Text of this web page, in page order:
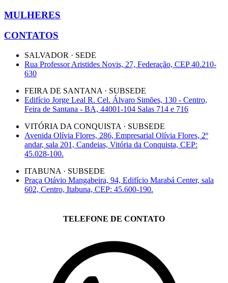
MULHERES
CONTATOS
SALVADOR · SEDE
Rua Professor Aristides Novis, 27, Federação, CEP 40.210-
630
FEIRA DE SANTANA · SUBSEDE
Edifício Jorge Leal R. Cel. Álvaro Simões, 130 - Centro,
Feira de Santana - BA, 44001-104 Salas 714 e 716
VITÓRIA DA CONQUISTA · SUBSEDE
Avenida Olívia Flores, 286, Empresarial Olívia Flores, 2º
andar, sala 201, Candeias, Vitória da Conquista, CEP:
45.028-100.
ITABUNA · SUBSEDE
Praça Otávio Mangabeira, 94, Edifício Marabá Center, sala
602, Centro, Itabuna, CEP: 45.600-190.
TELEFONE DE CONTATO